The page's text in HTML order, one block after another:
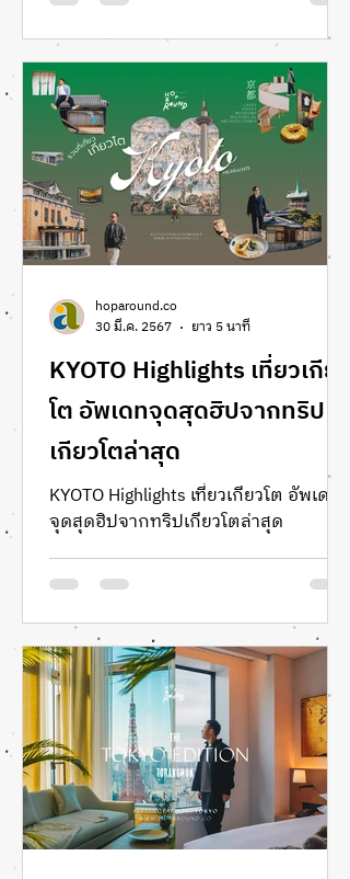
KYOTO Highlights เที่ยวเกียว
โต อัพเดทจุดสุดฮิปจากทริป
เกียวโตล่าสุด
KYOTO Highlights เที่ยวเกียวโต อัพเดท
จุดสุดฮิปจากทริปเกียวโตล่าสุด
hoparound.co
30 มี.ค. 2567
ยาว 5 นาที